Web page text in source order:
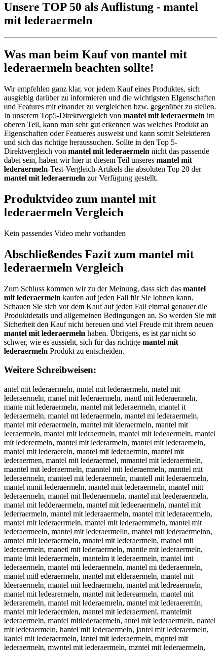
Unsere TOP 50 als Auflistung - mantel
mit lederaermeln
Was man beim Kauf von mantel mit
lederaermeln beachten sollte!
Wir empfehlen ganz klar, vor jedem Kauf eines Produktes, sich
ausgiebig darüber zu informieren und die wichtigsten EIgenschaften
und Features mit einander zu vergleichen bzw. gegenüber zu stellen.
In unserem Top5-Direktvergleich von mantel mit lederaermeln im
oberen Teil, kann man sehr gut erkennen was welches Produkt an
Eigenschaften oder Featueres ausweist und kann somit Selektieren
und sich das richtige heraussuchen. Sollte in den Top 5-
Direktvergleich von mantel mit lederaermeln nicht das passende
dabei sein, haben wir hier in diesem Teil unseres mantel mit
lederaermeln-Test-Vergleich-Artikels die absoluten Top 20 der
mantel mit lederaermeln zur Verfügung gestellt.
Produktvideo zum mantel mit
lederaermeln Vergleich
Kein passendes Video mehr vorhanden
Abschließendes Fazit zum mantel mit
lederaermeln Vergleich
Zum Schluss kommen wir zu der Meinung, dass sich das mantel
mit lederaermeln kaufen auf jeden Fall für Sie lohnen kann.
Schauen Sie sich vor dem Kauf auf jeden Fall einmal genauer die
Produktdetails und allgemeinen Bedingungen an. So werden Sie mit
Sicherheit den Kauf nicht bereuen und viel Freude mit ihrem neuen
mantel mit lederaermeln haben. Übrigens, es ist gar nicht so
schwer, wie es aussieht, sich für das richtige mantel mit
lederaermeln Produkt zu entscheiden.
Weitere Schreibweisen:
antel mit lederaermeln, mntel mit lederaermeln, matel mit lederaermeln, manel mit lederaermeln, mantl mit lederaermeln, mante mit lederaermeln, mantel mit lederaermeln, mantel it lederaermeln, mantel mt lederaermeln, mantel mi lederaermeln, mantel mit ederaermeln, mantel mit lderaermeln, mantel mit leeraermeln, mantel mit ledraermeln, mantel mit ledeaermeln, mantel mit lederermeln, mantel mit lederarmeln, mantel mit lederaemeln, mantel mit lederaereln, mantel mit lederaermln, mantel mit lederaermen, mantel mit lederaermel, mmantel mit lederaermeln, maantel mit lederaermeln, manntel mit lederaermeln, manttel mit lederaermeln, manteel mit lederaermeln, mantell mit lederaermeln, mantel mmit lederaermeln, mantel miit lederaermeln, mantel mitt lederaermeln, mantel mit llederaermeln, mantel mit leederaermeln, mantel mit ledderaermeln, mantel mit ledeeraermeln, mantel mit lederraermeln, mantel mit lederaaermeln, mantel mit lederaeermeln, mantel mit lederaerrmeln, mantel mit lederaermmeln, mantel mit lederaermeeln, mantel mit lederaermelln, mantel mit lederaermelnn, amntel mit lederaermeln, mnatel mit lederaermeln, matnel mit lederaermeln, manetl mit lederaermeln, mantle mit lederaermeln, mante lmit lederaermeln, mantelm it lederaermeln, mantel imt lederaermeln, mantel mti lederaermeln, mantel mi tlederaermeln, mantel mitl ederaermeln, mantel mit elderaermeln, mantel mit ldeeraermeln, mantel mit leedraermeln, mantel mit ledreaermeln, mantel mit ledearermeln, mantel mit lederearmeln, mantel mit lederaremeln, mantel mit lederaemreln, mantel mit lederaeremln, mantel mit lederaermlen, mantel mit lederaermenl, mantelmit lederaermeln, mantel mitlederaermeln, antel mit lederaermeln, nantel mit lederaermeln, hantel mit lederaermeln, jantel mit lederaermeln, kantel mit lederaermeln, lantel mit lederaermeln, mqntel mit lederaermeln, mwntel mit lederaermeln, mzntel mit lederaermeln, mxntel mit lederaermeln, ma tel mit lederaermeln, mabtel mit lederaermeln, magtel mit lederaermeln, mahtel mit lederaermeln, majtel mit lederaermeln, mamtel mit lederaermeln, manrel mit lederaermeln, manfel mit lederaermeln, mangel mit lederaermeln, manhel mit lederaermeln, manyel mit lederaermeln, man5el mit lederaermeln, man6el mit lederaermeln, mantwl mit lederaermeln, mantsl mit lederaermeln, mantdl mit lederaermeln, mantfl mit lederaermeln, mantrl mit lederaermeln, mant3l mit lederaermeln, mant4l mit lederaermeln, mantep mit lederaermeln, manteo mit lederaermeln, mantei mit lederaermeln, mantek mit lederaermeln, mantem mit lederaermeln, mantel it lederaermeln, mantel nit lederaermeln, mantel hit lederaermeln, mantel jit lederaermeln, mantel kit lederaermeln, mantel lit lederaermeln, mantel mut lederaermeln, mantel mjt lederaermeln, mantel mkt lederaermeln, mantel mlt lederaermeln, mantel mot lederaermeln, mantel m8t lederaermeln, mantel m9t lederaermeln, mantel mir lederaermeln, mantel mif lederaermeln, mantel mig lederaermeln, mantel mih lederaermeln, mantel miy lederaermeln, mantel mi5 lederaermeln, mantel mi6 lederaermeln, mantel mit pederaermeln, mantel mit oederaermeln, mantel mit iederaermeln, mantel mit kederaermeln, mantel mit mederaermeln, mantel mit lwderaermeln, mantel mit lsderaermeln, mantel mit ldderaermeln, mantel mit lfderaermeln, mantel mit lrderaermeln, mantel mit l3deraermeln, mantel mit l4deraermeln, mantel mit lexeraermeln, mantel mit leseraermeln, mantel mit leweraermeln, mantel mit leeeraermeln, mantel mit lereraermeln, mantel mit leferaermeln, mantel mit leveraermeln, mantel mit leceraermeln, mantel mit ledwraermeln, mantel mit ledsraermeln, mantel mit leddraermeln, mantel mit ledfraermeln, mantel mit ledrraermeln, mantel mit led3raermeln, mantel mit led4raermeln, mantel mit ledeeaermeln, mantel mit lededaermeln, mantel mit ledefaermeln, mantel mit ledegaermeln, mantel mit ledetaermeln, mantel mit lede4aermeln, mantel mit lede5aermeln, mantel mit lederqermeln, mantel mit lederwermeln, mantel mit lederzermeln, mantel mit lederxermeln, mantel mit lederawrmeln, mantel mit lederasrmeln, mantel mit lederadrmeln, mantel mit lederafrmeln, mantel mit lederarrmeln, mantel mit ledera3rmeln, mantel mit ledera4rmeln, mantel mit lederaeemeln, mantel mit lederaedmeln, mantel mit lederaefmeln, mantel mit lederaegmeln, mantel mit lederaetmeln, mantel mit lederae4meln, mantel mit lederae5meln, mantel mit lederaer eln, mantel mit lederaerneln, mantel mit lederaerheln, mantel mit lederaerjeln, mantel mit lederaerkeln, mantel mit lederaerleln, mantel mit lederaermwln, mantel mit lederaermsln, mantel mit lederaermdln, mantel mit lederaermfln, mantel mit lederaermrln, mantel mit lederaerm3ln, mantel mit lederaerm4ln, mantel mit lederaermepn, mantel mit lederaermeon, mantel mit lederaermein, mantel mit lederaermekn, mantel mit lederaermemn, mantel mit lederaermel , mantel mit lederaermelb, mantel mit lederaermelg, mantel mit lederaermelh, mantel mit lederaermelj, mantel mit lederaermelm, mantel mit lederaermeln, m antel mit lederaermeln, nmantel mit lederaermeln, mnantel mit lederaermeln, hmantel mit lederaermeln, mhantel mit lederaermeln, jmantel mit lederaermeln, mjantel mit lederaermeln, kmantel mit lederaermeln, mkantel mit lederaermeln, lmantel mit lederaermeln, mlantel mit lederaermeln, mqantel mit lederaermeln, maqntel mit lederaermeln, mwantel mit lederaermeln, mawntel mit lederaermeln, mzantel mit lederaermeln, mazntel mit lederaermeln, mxantel mit lederaermeln, maxntel mit lederaermeln, ma ntel mit lederaermeln, man tel mit lederaermeln, mabntel mit lederaermeln, manbtel mit lederaermeln, magntel mit lederaermeln, mangtel mit lederaermeln, mahntel mit lederaermeln, manhtel mit lederaermeln, majntel mit lederaermeln, manjtel mit lederaermeln, mamntel mit lederaermeln, manmtel mit lederaermeln, manrtel mit lederaermeln, mantrel mit lederaermeln, manftel mit lederaermeln, mantfel mit lederaermeln, mantgel mit lederaermeln, manthel mit lederaermeln, manytel mit lederaermeln, mantyel mit lederaermeln, man5tel mit lederaermeln, mant5el mit lederaermeln, man6tel mit lederaermeln, mant6el mit lederaermeln, mantwel mit lederaermeln, mantewl mit lederaermeln, mantsel mit lederaermeln, mantesl mit lederaermeln, mantdel mit lederaermeln, mantedl mit lederaermeln, mantefl mit lederaermeln, manterl mit lederaermeln, mant3el mit lederaermeln, mante3l mit lederaermeln, mant4el mit lederaermeln, mante4l mit lederaermeln, mantepl mit lederaermeln, mantelp mit lederaermeln, manteol mit lederaermeln, mantelo mit lederaermeln, manteil mit lederaermeln, manteli mit lederaermeln, mantekl mit lederaermeln, mantelk mit lederaermeln, manteml mit lederaermeln, mantelm mit lederaermeln, mantel mit lederaermeln, mantel m it lederaermeln, mantel nmit lederaermeln, mantel mnit lederaermeln, mantel hmit lederaermeln, mantel mhit lederaermeln, mantel jmit lederaermeln, mantel mjit lederaermeln, mantel kmit lederaermeln, mantel mkit lederaermeln, mantel lmit lederaermeln, mantel mlit lederaermeln, mantel muit lederaermeln, mantel miut lederaermeln, mantel mijt lederaermeln, mantel mikt lederaermeln, mantel milt lederaermeln, mantel moit lederaermeln, mantel miot lederaermeln, mantel m8it lederaermeln, mantel mi8t lederaermeln, mantel m9it lederaermeln, mantel mi9t lederaermeln, mantel mirt lederaermeln, mantel mitr lederaermeln, mantel mift lederaermeln, mantel mitf lederaermeln, mantel migt lederaermeln, mantel mitg lederaermeln, mantel miht lederaermeln, mantel mith lederaermeln, mantel miyt lederaermeln, mantel mity lederaermeln, mantel mi5t lederaermeln, mantel mit5 lederaermeln, mantel mi6t lederaermeln, mantel mit6 lederaermeln, mantel mit plederaermeln, mantel mit lpederaermeln, mantel mit olederaermeln, mantel mit loederaermeln, mantel mit ilederaermeln, mantel mit liederaermeln, mantel mit klederaermeln, mantel mit lkederaermeln, mantel mit mlederaermeln, mantel mit lmederaermeln, mantel mit lwederaermeln, mantel mit lewderaermeln, mantel mit lsederaermeln, mantel mit lesderaermeln, mantel mit ldederaermeln, mantel mit lfederaermeln, mantel mit lefderaermeln, mantel mit lrederaermeln, mantel mit lerderaermeln, mantel mit l3ederaermeln, mantel mit le3deraermeln, mantel mit l4ederaermeln, mantel mit le4deraermeln, mantel mit lexderaermeln, mantel mit ledxeraermeln, mantel mit ledseraermeln, mantel mit ledweraermeln, mantel mit ledreraermeln, mantel mit ledferaermeln, mantel mit levderaermeln, mantel mit ledveraermeln, mantel mit lecderaermeln, mantel mit ledceraermeln, mantel mit ledewraermeln, mantel mit ledesraermeln, mantel mit lededraermeln, mantel mit ledefraermeln, mantel mit led3eraermeln, mantel mit lede3raermeln, mantel mit led4eraermeln, mantel mit lede4raermeln, mantel mit ledereaermeln, mantel mit lederdaermeln, mantel mit lederfaermeln, mantel mit ledegraermeln, mantel mit ledergaermeln, mantel mit ledetraermeln, mantel mit ledertaermeln, mantel mit leder4aermeln, mantel mit lede5raermeln, mantel mit leder5aermeln, mantel mit lederqaermeln, mantel mit lederaqermeln, mantel mit lederwaermeln, mantel mit lederawermeln, mantel mit lederzaermeln, mantel mit lederazermeln, mantel mit lederxaermeln, mantel mit lederaxermeln, mantel mit lederaewrmeln, mantel mit lederasermeln, mantel mit lederaesrmeln, mantel mit lederadermeln, mantel mit lederaedrmeln, mantel mit lederafermeln, mantel mit lederaefrmeln, mantel mit lederarermeln, mantel mit ledera3ermeln, mantel mit lederae3rmeln, mantel mit ledera4ermeln, mantel mit lederae4rmeln, mantel mit lederaeremeln, mantel mit lederaerdmeln, mantel mit lederaerfmeln, mantel mit lederaegrmeln, mantel mit lederaergmeln, mantel mit lederaetrmeln, mantel mit lederaertmeln, mantel mit lederaer4meln, mantel mit lederae5rmeln, mantel mit lederaer5meln, mantel mit lederaer meln, mantel mit lederaerm eln, mantel mit lederaernmeln, mantel mit lederaermneln, mantel mit lederaerhmeln, mantel mit lederaermheln, mantel mit lederaerjmeln, mantel mit lederaermjeln, mantel mit lederaerkmeln, mantel mit lederaermkeln, mantel